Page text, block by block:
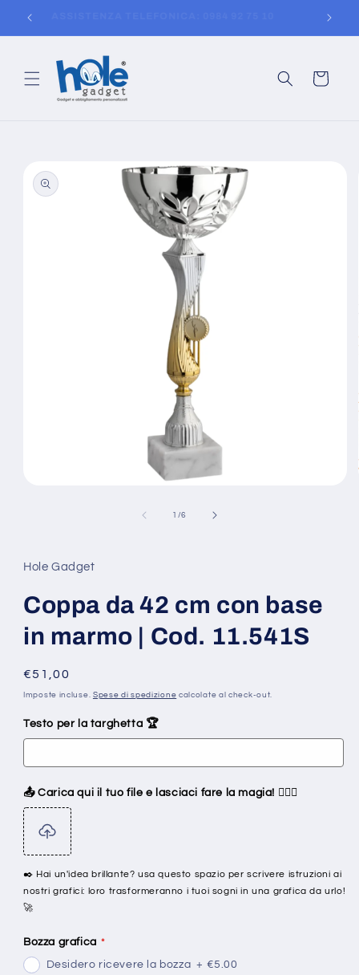
direttamente
Carrello
informazioni
sul prodotto
modale
1 /su
6
Hole Gadget
Coppa da 42 cm con base
in marmo | Cod. 11.541S
Prezzo
di
€51,00
Imposte incluse. Spese di spedizione calcolate al check-out.
Testo per la targhetta 🏆
📤 Carica qui il tuo file e lasciaci fare la magia! 🧙‍♂️✨
✒️ Hai un'idea brillante? usa questo spazio per scrivere istruzioni ai
nostri grafici: loro trasformeranno i tuoi sogni in una grafica da urlo!
🚀
Bozza grafica
Desidero ricevere la bozza + €5.00